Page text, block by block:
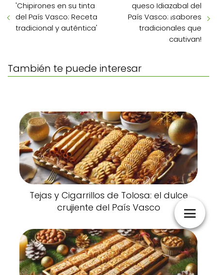
'Chipirones en su tinta
del País Vasco: Receta
tradicional y auténtica'
queso Idiazabal del
País Vasco: ¡sabores
tradicionales que
cautivan!
También te puede interesar
Tejas y Cigarrillos de Tolosa: el dulce
crujiente del País Vasco